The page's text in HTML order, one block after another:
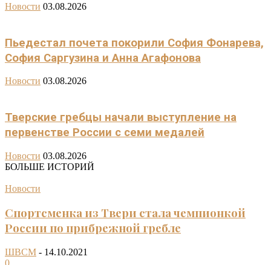
Новости 03.08.2026
Пьедестал почета покорили София Фонарева,
София Саргузина и Анна Агафонова
Новости 03.08.2026
Тверские гребцы начали выступление на
первенстве России с семи медалей
Новости 03.08.2026
БОЛЬШЕ ИСТОРИЙ
Новости
Спортсменка из Твери стала чемпионкой
России по прибрежной гребле
ШВСМ - 14.10.2021
0